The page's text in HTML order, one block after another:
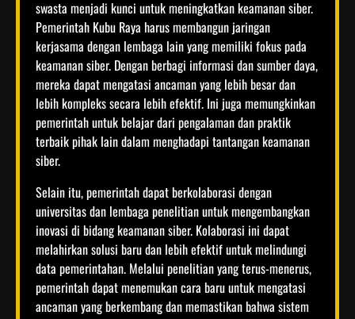
swasta menjadi kunci untuk meningkatkan keamanan siber.
Pemerintah Kubu Raya harus membangun jaringan
kerjasama dengan lembaga lain yang memiliki fokus pada
keamanan siber. Dengan berbagi informasi dan sumber daya,
mereka dapat mengatasi ancaman yang lebih besar dan
lebih kompleks secara lebih efektif. Ini juga memungkinkan
pemerintah untuk belajar dari pengalaman dan praktik
terbaik pihak lain dalam menghadapi tantangan keamanan
siber.
Selain itu, pemerintah dapat berkolaborasi dengan
universitas dan lembaga penelitian untuk mengembangkan
inovasi di bidang keamanan siber. Kolaborasi ini dapat
melahirkan solusi baru dan lebih efektif untuk melindungi
data pemerintahan. Melalui penelitian yang terus-menerus,
pemerintah dapat menemukan cara baru untuk mengatasi
ancaman yang berkembang dan memastikan bahwa sistem